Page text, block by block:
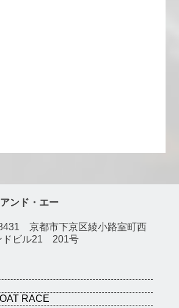
ンド・エー
京都市下京区綾小路室町西
ビル21 201号
RACE